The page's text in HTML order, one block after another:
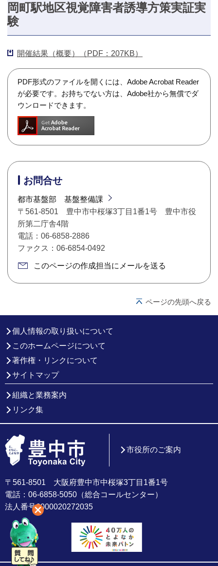
岡町駅地区視覚障害者誘導方策実証実
験
開催結果（概要）（PDF：207KB）
PDF形式のファイルを開くには、Adobe Acrobat Reader
が必要です。お持ちでない方は、Adobe社から無償でダ
ウンロードできます。
お問合せ
都市基盤部 基盤整備課
〒561-8501 豊中市中桜塚3丁目1番1号 豊中市役
所第二庁舎4階
電話：06-6858-2886
ファクス：06-6854-0492
このページの作成担当にメールを送る
ページの先頭へ戻る
個人情報の取り扱いについて
このホームページについて
著作権・リンクについて
サイトマップ
組織と業務案内
リンク集
〒561-8501 大阪府豊中市中桜塚3丁目1番1号
電話：06-6858-5050（総合コールセンター）
法人番号6000020272035
市役所のご案内